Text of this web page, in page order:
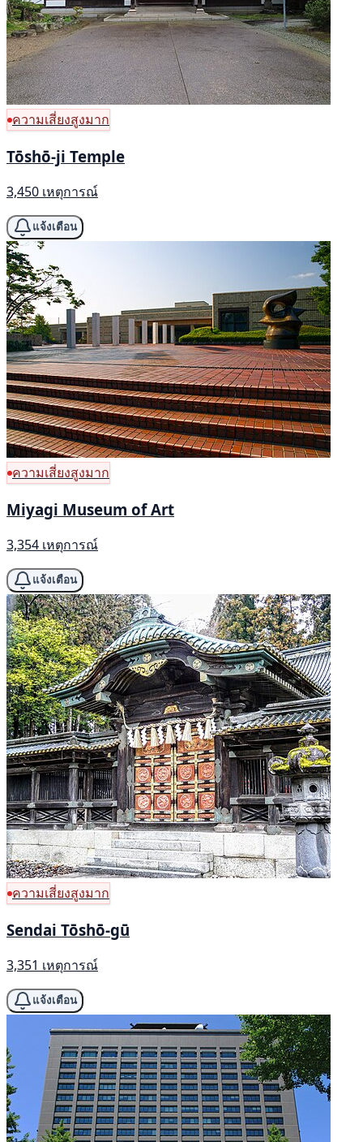
ความเสี่ยงสูงมาก
Tōshō-ji Temple
3,450 เหตุการณ์
แจ้งเตือน
ความเสี่ยงสูงมาก
Miyagi Museum of Art
3,354 เหตุการณ์
แจ้งเตือน
ความเสี่ยงสูงมาก
Sendai Tōshō-gū
3,351 เหตุการณ์
แจ้งเตือน